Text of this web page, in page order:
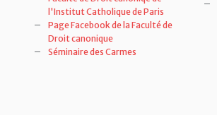
l'Institut Catholique de Paris
Page Facebook de la Faculté de
Droit canonique
Séminaire des Carmes